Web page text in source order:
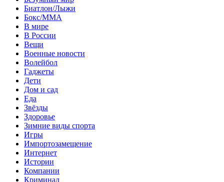
Биатлон/Лыжи
Бокс/MMA
В мире
В России
Вещи
Военные новости
Волейбол
Гаджеты
Дети
Дом и сад
Еда
Звёзды
Здоровье
Зимние виды спорта
Игры
Импортозамещение
Интернет
Истории
Компании
Криминал